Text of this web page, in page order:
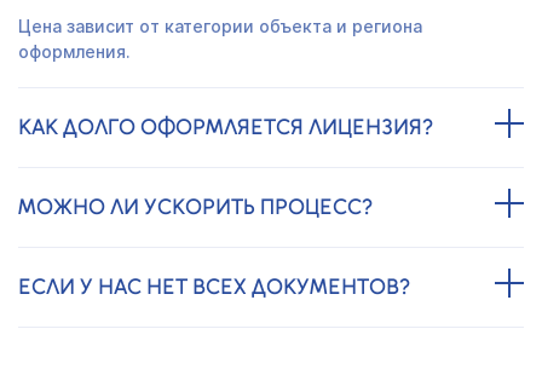
Цена зависит от категории объекта и региона
оформления.
КАК ДОЛГО ОФОРМЛЯЕТСЯ ЛИЦЕНЗИЯ?
МОЖНО ЛИ УСКОРИТЬ ПРОЦЕСС?
ЕСЛИ У НАС НЕТ ВСЕХ ДОКУМЕНТОВ?